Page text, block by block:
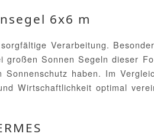
6x6 m
Verarbeitung.
Sonnen Segeln dieser
haben. Im
Wirtschaftlichkeit optimal